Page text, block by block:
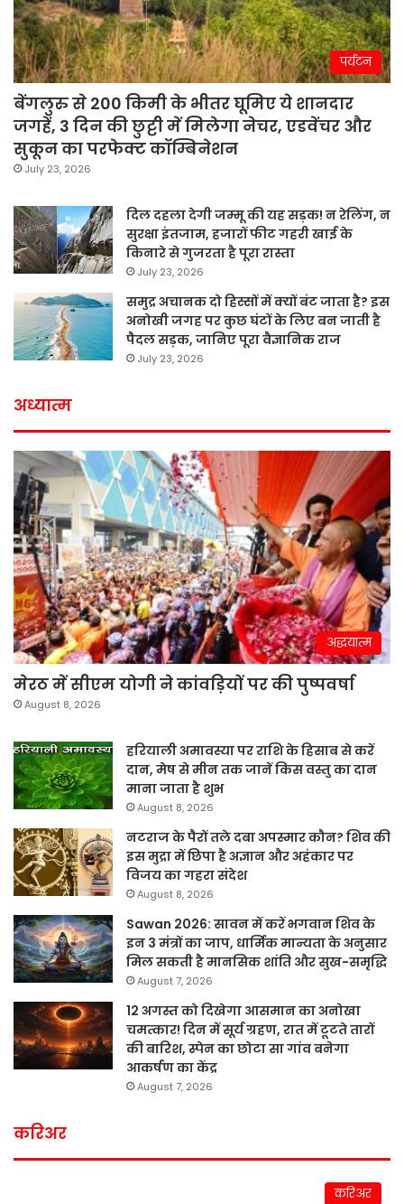
पर्यटन
बेंगलुरु से 200 किमी के भीतर घूमिए ये शानदार
जगहें, 3 दिन की छुट्टी में मिलेगा नेचर, एडवेंचर और
सुकून का परफेक्ट कॉम्बिनेशन
July 23, 2026
दिल दहला देगी जम्मू की यह सड़क! न रेलिंग, न
सुरक्षा इंतजाम, हजारों फीट गहरी खाई के
किनारे से गुजरता है पूरा रास्ता
July 23, 2026
समुद्र अचानक दो हिस्सों में क्यों बंट जाता है? इस
अनोखी जगह पर कुछ घंटों के लिए बन जाती है
पैदल सड़क, जानिए पूरा वैज्ञानिक राज
July 23, 2026
अध्यात्म
अद्धयात्म
मेरठ में सीएम योगी ने कांवड़ियों पर की पुष्पवर्षा
August 8, 2026
हरियाली अमावस्या पर राशि के हिसाब से करें
दान, मेष से मीन तक जानें किस वस्तु का दान
माना जाता है शुभ
August 8, 2026
नटराज के पैरों तले दबा अपस्मार कौन? शिव की
इस मुद्रा में छिपा है अज्ञान और अहंकार पर
विजय का गहरा संदेश
August 8, 2026
Sawan 2026: सावन में करें भगवान शिव के
इन 3 मंत्रों का जाप, धार्मिक मान्यता के अनुसार
मिल सकती है मानसिक शांति और सुख-समृद्धि
August 7, 2026
12 अगस्त को दिखेगा आसमान का अनोखा
चमत्कार! दिन में सूर्य ग्रहण, रात में टूटते तारों
की बारिश, स्पेन का छोटा सा गांव बनेगा
आकर्षण का केंद्र
August 7, 2026
करिअर
करिअर